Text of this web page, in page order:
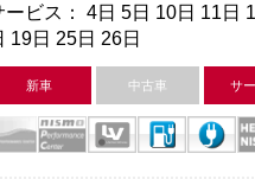
ービス： 4日 5日 10日 11日
19日 25日 26日
新車 中古車 サ